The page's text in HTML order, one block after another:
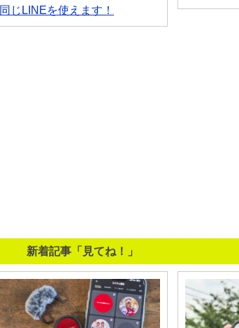
同じLINEを使えます！
新着記事「見てね！」